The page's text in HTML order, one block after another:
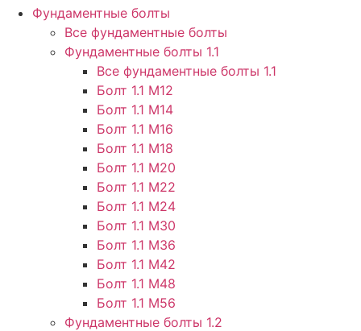
Фундаментные болты
Все фундаментные болты
Фундаментные болты 1.1
Все фундаментные болты 1.1
Болт 1.1 М12
Болт 1.1 М14
Болт 1.1 М16
Болт 1.1 М18
Болт 1.1 М20
Болт 1.1 М22
Болт 1.1 М24
Болт 1.1 М30
Болт 1.1 М36
Болт 1.1 М42
Болт 1.1 М48
Болт 1.1 М56
Фундаментные болты 1.2